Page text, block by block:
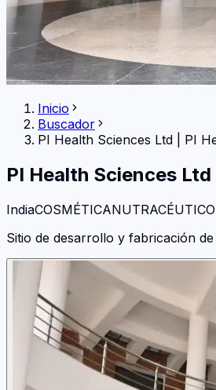
Inicio
Buscador
PI Health Sciences Ltd
PI
PI Health Sciences Ltd
IndiaCOSMÉTICA
Sitio de desarrollo y fabricación